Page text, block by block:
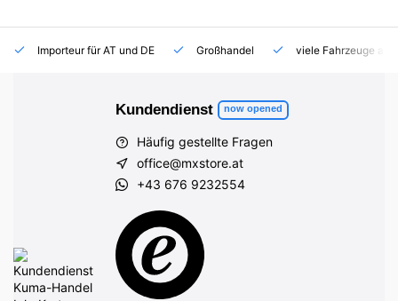
Importeur für AT und DE Großhandel viele Fahrzeuge auf
Kundendienst now opened
Häufig gestellte Fragen
office@mxstore.at
+43 676 9232554